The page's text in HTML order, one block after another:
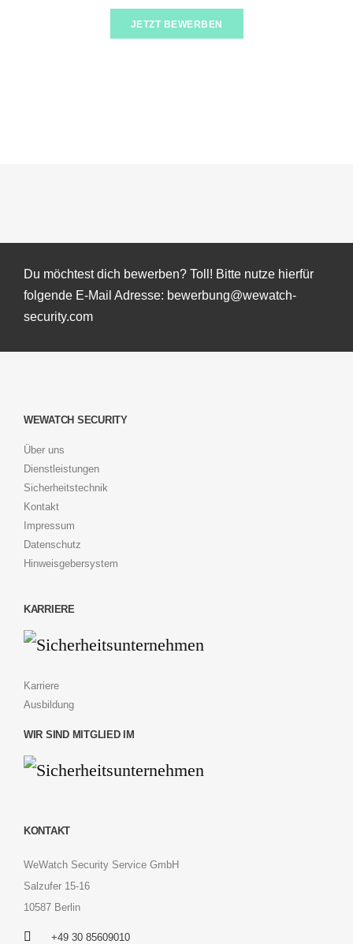
JETZT BEWERBEN
Du möchtest dich bewerben? Toll! Bitte nutze hierfür
folgende E-Mail Adresse: bewerbung@wewatch-
security.com
WEWATCH SECURITY
Über uns
Dienstleistungen
Sicherheitstechnik
Kontakt
Impressum
Datenschutz
Hinweisgebersystem
KARRIERE
Karriere
Ausbildung
WIR SIND MITGLIED IM
KONTAKT
WeWatch Security Service GmbH
Salzufer 15-16
10587 Berlin
+49 30 85609010